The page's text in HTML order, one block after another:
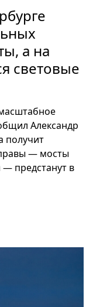
а на
световые
Александр
получит
— мосты
предстанут в